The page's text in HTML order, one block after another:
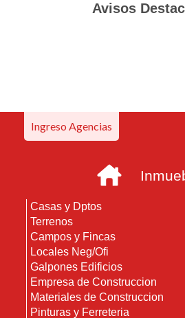
Avisos
Ingreso Agencias
Casas y Dptos
Terrenos
Campos y Fincas
Locales Neg/Ofi
Galpones Edificios
Empresa de Construccion
Materiales de Construccion
Pinturas y Ferreteria